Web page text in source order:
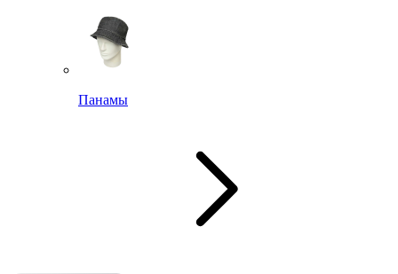
Панамы